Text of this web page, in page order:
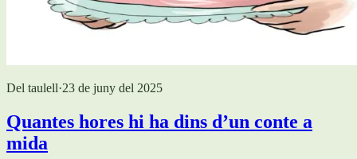
Del taulell·23 de juny del 2025
Quantes hores hi ha dins d’un conte a
mida